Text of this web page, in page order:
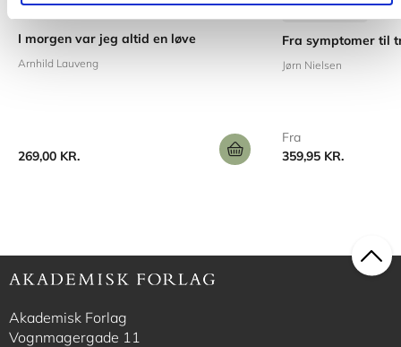
Softcover
I morgen var jeg altid en løve
Arnhild Lauveng
269,00 KR.
Fra symptomer til
Jørn Nielsen
Fra
359,95 KR.
Akademisk Forlag
Vognmagergade 11